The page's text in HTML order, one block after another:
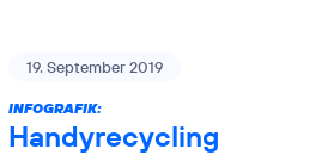
19. September 2019
INFOGRAFIK:
Handyrecycling